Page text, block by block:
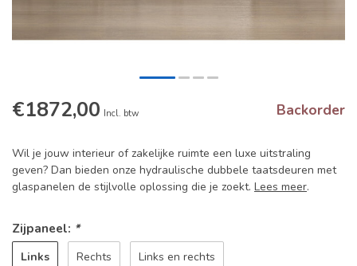
€1872,00 Incl. btw Backorder
Wil je jouw interieur of zakelijke ruimte een luxe uitstraling
geven? Dan bieden onze hydraulische dubbele taatsdeuren met
glaspanelen de stijlvolle oplossing die je zoekt. Lees meer.
Zijpaneel: *
Links Rechts Links en rechts